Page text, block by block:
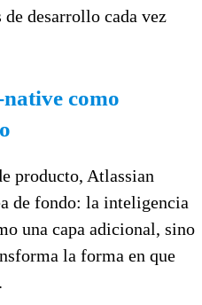
desarrollo cada vez
como
producto, Atlassian
de fondo: la inteligencia
una capa adicional, sino
la forma en que